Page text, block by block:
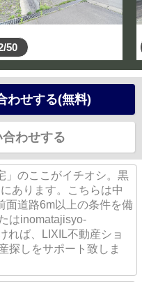
50
わせする(無料)
わせする
」のここがイチオシ。黒
あります。こちらは中
面道路6m以上の条件を備
はinomatajisyo-
れば、LIXIL不動産ショ
探しをサポート致しま